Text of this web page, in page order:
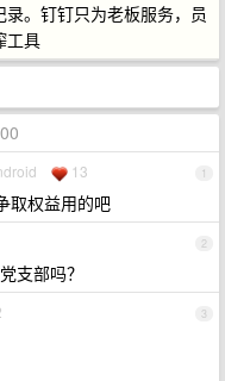
。钉钉只为老板服务，员
工具
1
13
取权益用的吧
2
支部吗？
3